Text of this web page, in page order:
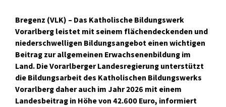
Bregenz (VLK) – Das Katholische Bildungswerk
Vorarlberg leistet mit seinem flächendeckenden und
niederschwelligen Bildungsangebot einen wichtigen
Beitrag zur allgemeinen Erwachsenenbildung im
Land. Die Vorarlberger Landesregierung unterstützt
die Bildungsarbeit des Katholischen Bildungswerks
Vorarlberg daher auch im Jahr 2026 mit einem
Landesbeitrag in Höhe von 42.600 Euro, informiert